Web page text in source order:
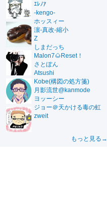
ｴﾚﾉｱ
-kengo-
ホッスィー
濵-真改-縮小
Z
しまだっち
Malon7🌰Reset！
さとぽん
Atsushi
Kobe(構図の処方箋)
月影流世@kanmode
ヨッーシー
ジョー＠天かける毒の虹
zweit
もっと見る→